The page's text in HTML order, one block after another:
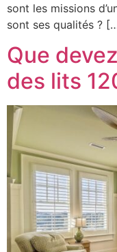
sont les missions
sont ses qualités ?
Que
des lits